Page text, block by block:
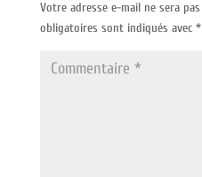
Votre adresse e-mail ne sera
obligatoires sont indiqués avec *